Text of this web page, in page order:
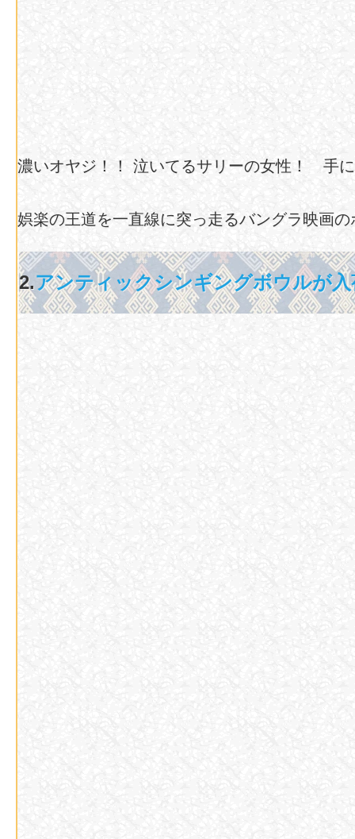
濃いオヤジ！！ 泣いてるサリーの女性！ 手
娯楽の王道を一直線に突っ走るバングラ映画
2.アンティックシンギングボウルが